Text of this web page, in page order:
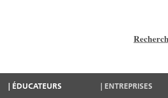
ÉDUCATEURS ENTREPRISES